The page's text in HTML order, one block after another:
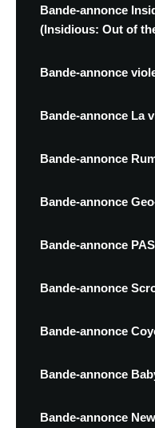
Bande-annonce
(Insidious: Out of
Bande-annonce
Bande-annonce La
Bande-annonce
Bande-annonce
Bande-annonce
Bande-annonce
Bande-annonce
Bande-annonce
Bande-annonce